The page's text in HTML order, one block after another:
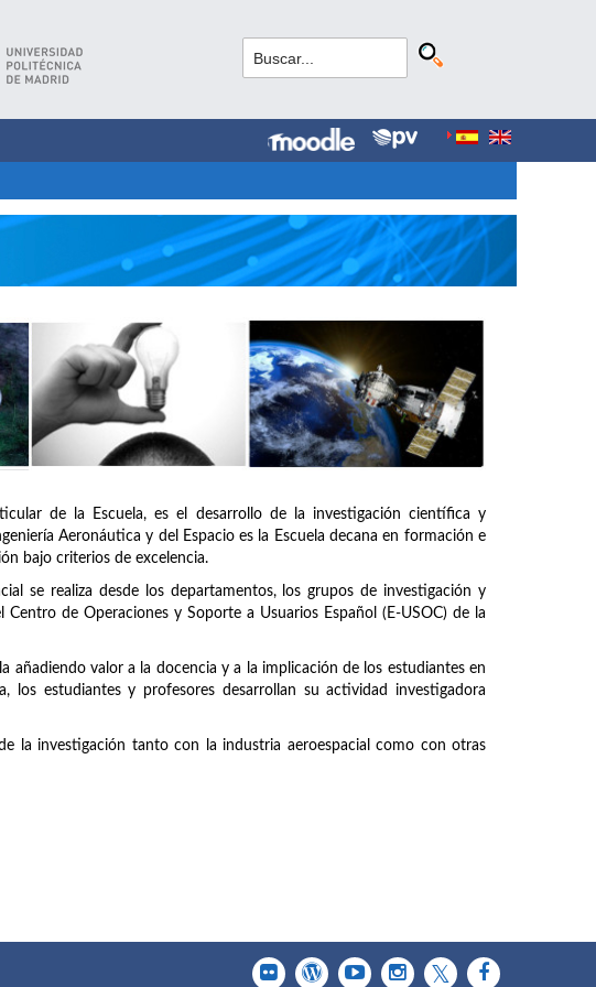
de la Escuela, es el desarrollo de la investigación científica y
Aeronáutica y del Espacio es la Escuela decana en formación e
bajo criterios de excelencia.
se realiza desde los departamentos, los grupos de investigación y
de Operaciones y Soporte a Usuarios Español (E-USOC) de la
añadiendo valor a la docencia y a la implicación de los estudiantes en
los estudiantes y profesores desarrollan su actividad investigadora
la investigación tanto con la industria aeroespacial como con otras